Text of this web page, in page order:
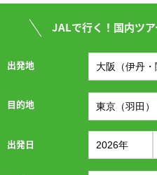
JALで行く！国内ツ
出発地
目的地
出発日